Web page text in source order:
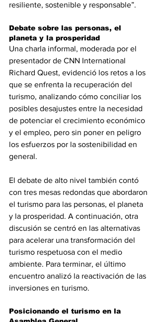
resiliente, sostenible y responsable”.
Debate sobre las personas, el
planeta y la prosperidad
Una charla informal, moderada por el
presentador de CNN International
Richard Quest, evidenció los retos a los
que se enfrenta la recuperación del
turismo, analizando cómo conciliar los
posibles desajustes entre la necesidad
de potenciar el crecimiento económico
y el empleo, pero sin poner en peligro
los esfuerzos por la sostenibilidad en
general.
El debate de alto nivel también contó
con tres mesas redondas que abordaron
el turismo para las personas, el planeta
y la prosperidad. A continuación, otra
discusión se centró en las alternativas
para acelerar una transformación del
turismo respetuosa con el medio
ambiente. Para terminar, el último
encuentro analizó la reactivación de las
inversiones en turismo.
Posicionando el turismo en la